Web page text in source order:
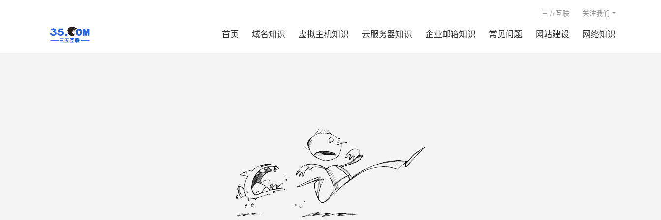
首页 域名知识 虚拟主机知识 云服务器知识 企业邮箱知识 常见问题 网站建设 网络知识
三五互联 关注我们